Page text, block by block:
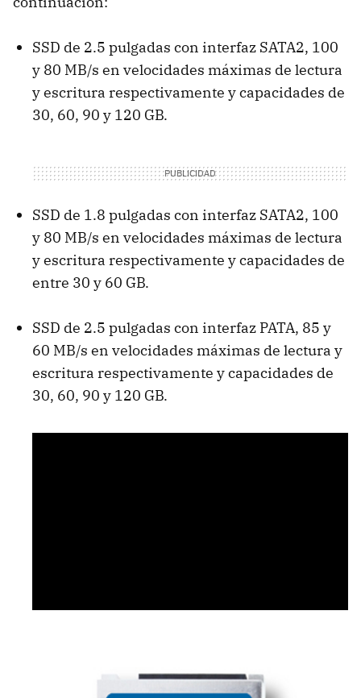
SSD de 2.5 pulgadas con interfaz SATA2, 100
y 80 MB/s en velocidades máximas de lectura
y escritura respectivamente y capacidades de
30, 60, 90 y 120 GB.
SSD de 1.8 pulgadas con interfaz SATA2, 100
y 80 MB/s en velocidades máximas de lectura
y escritura respectivamente y capacidades de
entre 30 y 60 GB.
SSD de 2.5 pulgadas con interfaz PATA, 85 y
60 MB/s en velocidades máximas de lectura y
escritura respectivamente y capacidades de
30, 60, 90 y 120 GB.